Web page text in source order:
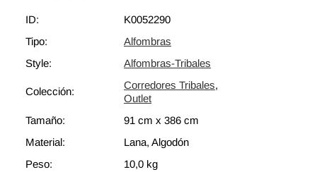
ID:
K0052290
Tipo:
Alfombras
Style:
Alfombras-Tribales
Colección:
Corredores Tribales,
Outlet
Tamaño:
91 cm x 386 cm
Material:
Lana, Algodón
Peso:
10,0 kg